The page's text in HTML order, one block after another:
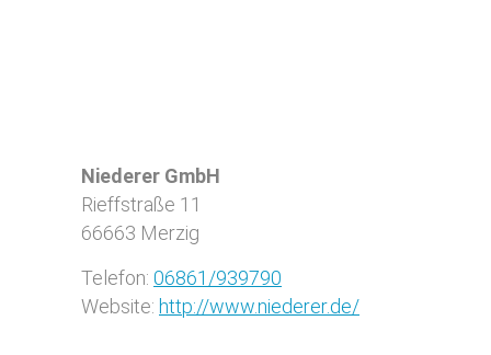
Niederer GmbH
Rieffstraße 11
66663 Merzig
Telefon: 06861/939790
Website: http://www.niederer.de/